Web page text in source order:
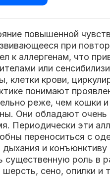
повышенной
при
к аллергенам, что
или
клетки крови,
понимают
реже, чем кошки
Они обладают
Периодически эти
переноситься с
дыхания и
существенную роль в
шерсть, сено, опилки